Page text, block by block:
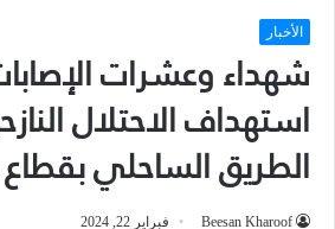
الأخبار
شهداء وعشرات
استهداف الاحتلال
الطريق الساحلي
Beesan Kharoof فبراير 22, 2024